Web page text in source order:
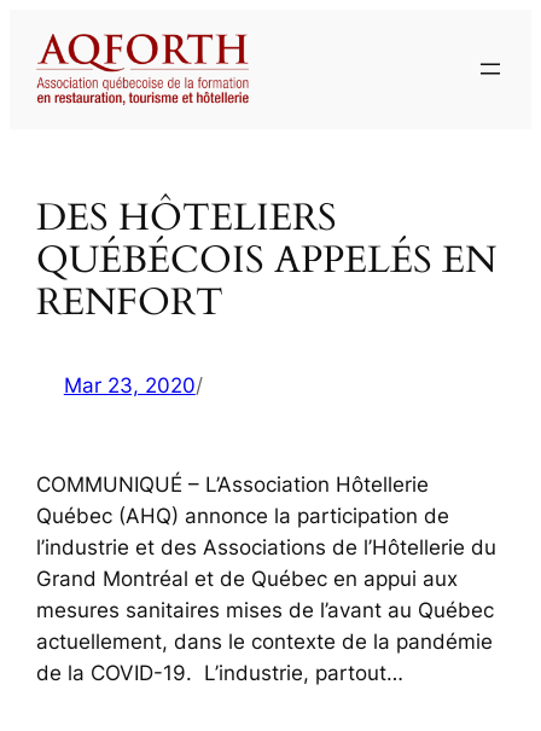
contenu
DES HÔTELIERS
QUÉBÉCOIS APPELÉS EN
RENFORT
Mar 23, 2020/
COMMUNIQUÉ – L’Association Hôtellerie
Québec (AHQ) annonce la participation de
l’industrie et des Associations de l’Hôtellerie du
Grand Montréal et de Québec en appui aux
mesures sanitaires mises de l’avant au Québec
actuellement, dans le contexte de la pandémie
de la COVID-19. L’industrie, partout…